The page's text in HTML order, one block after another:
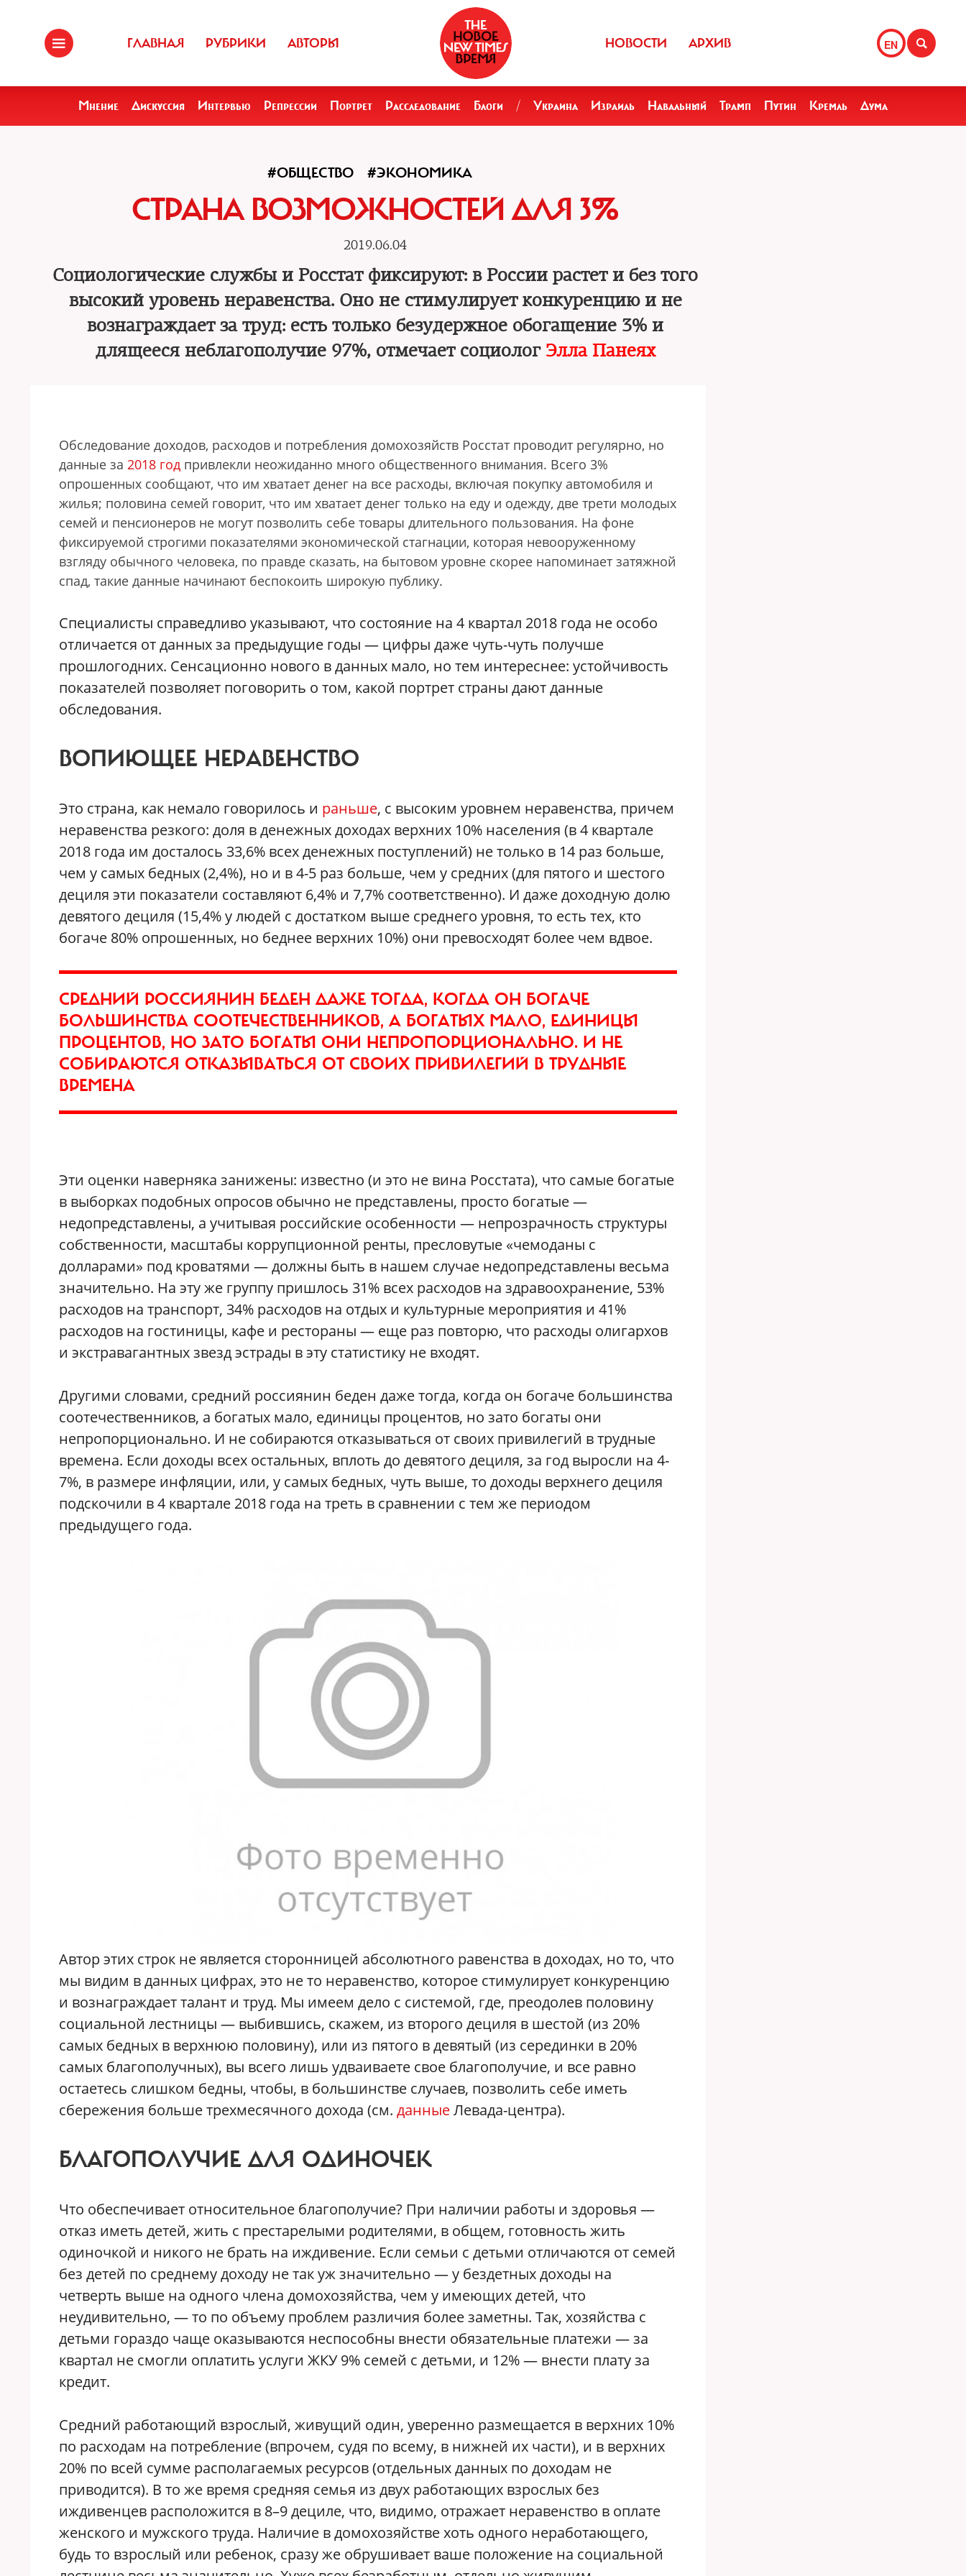
ГЛАВНАЯ РУБРИКИ АВТОРЫ EN
НОВОСТИ АРХИВ
Мнение Дискуссия Интервью Репрессии Портрет Расследование Блоги / Украина Израиль Навальный Трамп Путин Кремль Дума
#ОБЩЕСТВО #ЭКОНОМИКА
СТРАНА ВОЗМОЖНОСТЕЙ ДЛЯ 3%
2019.06.04
Социологические службы и Росстат фиксируют: в России растет и без того
высокий уровень неравенства. Оно не стимулирует конкуренцию и не
вознаграждает за труд: есть только безудержное обогащение 3% и
длящееся неблагополучие 97%, отмечает социолог Элла Панеях
Обследование доходов, расходов и потребления домохозяйств Росстат проводит регулярно, но
данные за 2018 год привлекли неожиданно много общественного внимания. Всего 3%
опрошенных сообщают, что им хватает денег на все расходы, включая покупку автомобиля и
жилья; половина семей говорит, что им хватает денег только на еду и одежду, две трети молодых
семей и пенсионеров не могут позволить себе товары длительного пользования. На фоне
фиксируемой строгими показателями экономической стагнации, которая невооруженному
взгляду обычного человека, по правде сказать, на бытовом уровне скорее напоминает затяжной
спад, такие данные начинают беспокоить широкую публику.
Специалисты справедливо указывают, что состояние на 4 квартал 2018 года не особо
отличается от данных за предыдущие годы — цифры даже чуть-чуть получше
прошлогодних. Сенсационно нового в данных мало, но тем интереснее: устойчивость
показателей позволяет поговорить о том, какой портрет страны дают данные
обследования.
ВОПИЮЩЕЕ НЕРАВЕНСТВО
Это страна, как немало говорилось и раньше, с высоким уровнем неравенства, причем
неравенства резкого: доля в денежных доходах верхних 10% населения (в 4 квартале
2018 года им досталось 33,6% всех денежных поступлений) не только в 14 раз больше,
чем у самых бедных (2,4%), но и в 4-5 раз больше, чем у средних (для пятого и шестого
дециля эти показатели составляют 6,4% и 7,7% соответственно). И даже доходную долю
девятого дециля (15,4% у людей с достатком выше среднего уровня, то есть тех, кто
богаче 80% опрошенных, но беднее верхних 10%) они превосходят более чем вдвое.
СРЕДНИЙ РОССИЯНИН БЕДЕН ДАЖЕ ТОГДА, КОГДА ОН БОГАЧЕ
БОЛЬШИНСТВА СООТЕЧЕСТВЕННИКОВ, А БОГАТЫХ МАЛО, ЕДИНИЦЫ
ПРОЦЕНТОВ, НО ЗАТО БОГАТЫ ОНИ НЕПРОПОРЦИОНАЛЬНО. И НЕ
СОБИРАЮТСЯ ОТКАЗЫВАТЬСЯ ОТ СВОИХ ПРИВИЛЕГИЙ В ТРУДНЫЕ
ВРЕМЕНА
Эти оценки наверняка занижены: известно (и это не вина Росстата), что самые богатые
в выборках подобных опросов обычно не представлены, просто богатые —
недопредставлены, а учитывая российские особенности — непрозрачность структуры
собственности, масштабы коррупционной ренты, пресловутые «чемоданы с
долларами» под кроватями — должны быть в нашем случае недопредставлены весьма
значительно. На эту же группу пришлось 31% всех расходов на здравоохранение, 53%
расходов на транспорт, 34% расходов на отдых и культурные мероприятия и 41%
расходов на гостиницы, кафе и рестораны — еще раз повторю, что расходы олигархов
и экстравагантных звезд эстрады в эту статистику не входят.
Другими словами, средний россиянин беден даже тогда, когда он богаче большинства
соотечественников, а богатых мало, единицы процентов, но зато богаты они
непропорционально. И не собираются отказываться от своих привилегий в трудные
времена. Если доходы всех остальных, вплоть до девятого дециля, за год выросли на 4-
7%, в размере инфляции, или, у самых бедных, чуть выше, то доходы верхнего дециля
подскочили в 4 квартале 2018 года на треть в сравнении с тем же периодом
предыдущего года.
Автор этих строк не является сторонницей абсолютного равенства в доходах, но то, что
мы видим в данных цифрах, это не то неравенство, которое стимулирует конкуренцию
и вознаграждает талант и труд. Мы имеем дело с системой, где, преодолев половину
социальной лестницы — выбившись, скажем, из второго дециля в шестой (из 20%
самых бедных в верхнюю половину), или из пятого в девятый (из серединки в 20%
самых благополучных), вы всего лишь удваиваете свое благополучие, и все равно
остаетесь слишком бедны, чтобы, в большинстве случаев, позволить себе иметь
сбережения больше трехмесячного дохода (см. данныеЛевада-центра).
БЛАГОПОЛУЧИЕ ДЛЯ ОДИНОЧЕК
Что обеспечивает относительное благополучие? При наличии работы и здоровья —
отказ иметь детей, жить с престарелыми родителями, в общем, готовность жить
одиночкой и никого не брать на иждивение. Если семьи с детьми отличаются от семей
без детей по среднему доходу не так уж значительно — у бездетных доходы на
четверть выше на одного члена домохозяйства, чем у имеющих детей, что
неудивительно, — то по объему проблем различия более заметны. Так, хозяйства с
детьми гораздо чаще оказываются неспособны внести обязательные платежи — за
квартал не смогли оплатить услуги ЖКУ 9% семей с детьми, и 12% — внести плату за
кредит.
Средний работающий взрослый, живущий один, уверенно размещается в верхних 10%
по расходам на потребление (впрочем, судя по всему, в нижней их части), и в верхних
20% по всей сумме располагаемых ресурсов (отдельных данных по доходам не
приводится). В то же время средняя семья из двух работающих взрослых без
иждивенцев расположится в 8–9 дециле, что, видимо, отражает неравенство в оплате
женского и мужского труда. Наличие в домохозяйстве хоть одного неработающего,
будь то взрослый или ребенок, сразу же обрушивает ваше положение на социальной